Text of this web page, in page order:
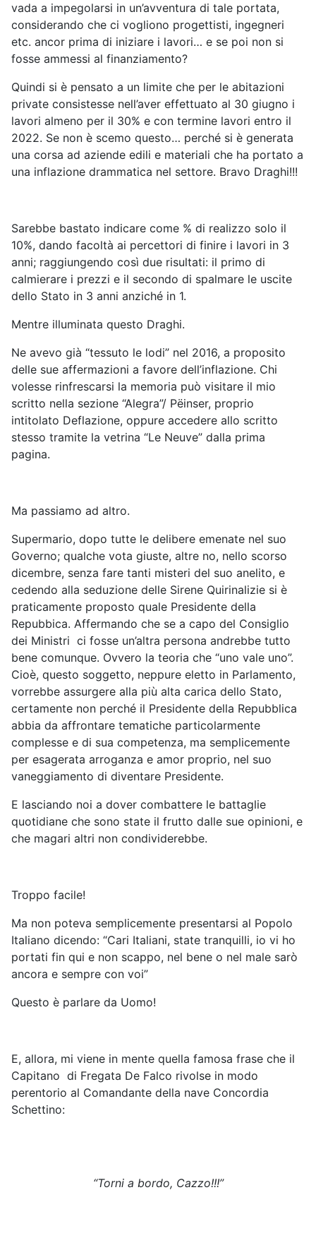
vada a impegolarsi in un’avventura di tale portata,
considerando che ci vogliono progettisti, ingegneri
etc. ancor prima di iniziare i lavori… e se poi non si
fosse ammessi al finanziamento?
Quindi si è pensato a un limite che per le abitazioni
private consistesse nell’aver effettuato al 30 giugno i
lavori almeno per il 30% e con termine lavori entro il
2022. Se non è scemo questo… perché si è generata
una corsa ad aziende edili e materiali che ha portato a
una inflazione drammatica nel settore. Bravo Draghi!!!
Sarebbe bastato indicare come % di realizzo solo il
10%, dando facoltà ai percettori di finire i lavori in 3
anni; raggiungendo così due risultati: il primo di
calmierare i prezzi e il secondo di spalmare le uscite
dello Stato in 3 anni anziché in 1.
Mentre illuminata questo Draghi.
Ne avevo già “tessuto le lodi” nel 2016, a proposito
delle sue affermazioni a favore dell’inflazione. Chi
volesse rinfrescarsi la memoria può visitare il mio
scritto nella sezione “Alegra”/ Pëinser, proprio
intitolato Deflazione, oppure accedere allo scritto
stesso tramite la vetrina “Le Neuve” dalla prima
pagina.
Ma passiamo ad altro.
Supermario, dopo tutte le delibere emenate nel suo
Governo; qualche vota giuste, altre no, nello scorso
dicembre, senza fare tanti misteri del suo anelito, e
cedendo alla seduzione delle Sirene Quirinalizie si è
praticamente proposto quale Presidente della
Repubbica. Affermando che se a capo del Consiglio
dei Ministri ci fosse un’altra persona andrebbe tutto
bene comunque. Ovvero la teoria che “uno vale uno”.
Cioè, questo soggetto, neppure eletto in Parlamento,
vorrebbe assurgere alla più alta carica dello Stato,
certamente non perché il Presidente della Repubblica
abbia da affrontare tematiche particolarmente
complesse e di sua competenza, ma semplicemente
per esagerata arroganza e amor proprio, nel suo
vaneggiamento di diventare Presidente.
E lasciando noi a dover combattere le battaglie
quotidiane che sono state il frutto dalle sue opinioni, e
che magari altri non condividerebbe.
Troppo facile!
Ma non poteva semplicemente presentarsi al Popolo
Italiano dicendo: “Cari Italiani, state tranquilli, io vi ho
portati fin qui e non scappo, nel bene o nel male sarò
ancora e sempre con voi”
Questo è parlare da Uomo!
E, allora, mi viene in mente quella famosa frase che il
Capitano di Fregata De Falco rivolse in modo
perentorio al Comandante della nave Concordia
Schettino:
“Torni a bordo, Cazzo!!!”